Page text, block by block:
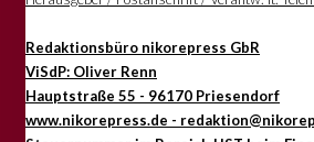
Redaktionsbüro nikorepress GbR
ViSdP: Oliver Renn
Hauptstraße 55 - 96170 Priesendorf
www.nikorepress.de -